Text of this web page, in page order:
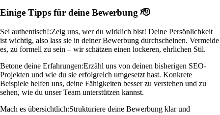
Einige Tipps für deine Bewerbung 🫡
Sei authentisch!:Zeig uns, wer du wirklich bist! Deine Persönlichkeit
ist wichtig, also lass sie in deiner Bewerbung durchscheinen. Vermeide
es, zu formell zu sein – wir schätzen einen lockeren, ehrlichen Stil.
Betone deine Erfahrungen:Erzähl uns von deinen bisherigen SEO-
Projekten und wie du sie erfolgreich umgesetzt hast. Konkrete
Beispiele helfen uns, deine Fähigkeiten besser zu verstehen und zu
sehen, wie du unser Team unterstützen kannst.
Mach es übersichtlich:Strukturiere deine Bewerbung klar und